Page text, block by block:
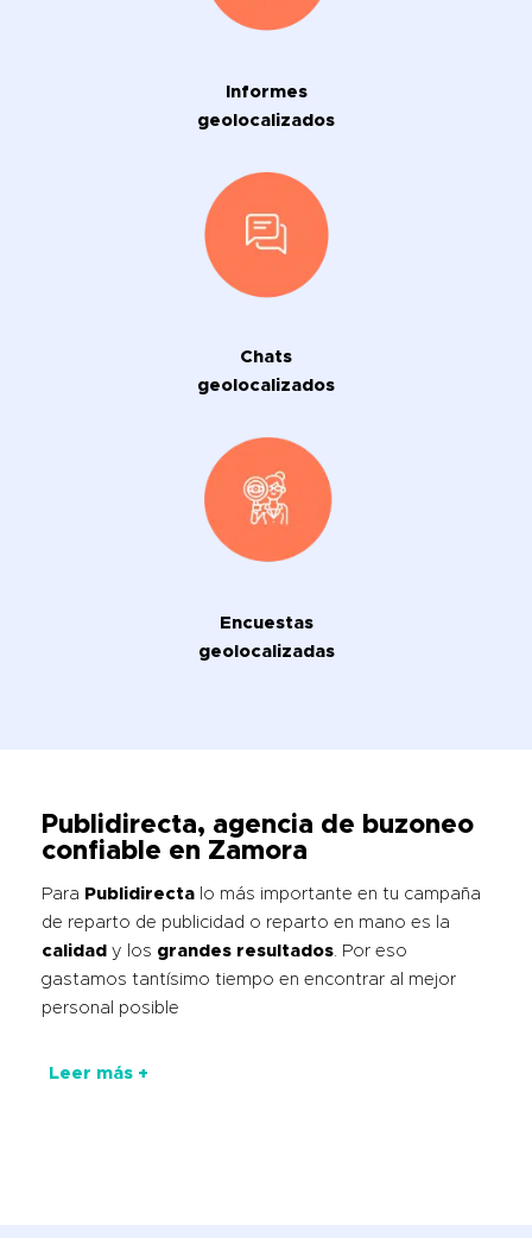
Informes
geolocalizados
Chats
geolocalizados
Encuestas
geolocalizadas
Publidirecta, agencia de buzoneo
confiable en Zamora
Para Publidirecta lo más importante en tu campaña
de reparto de publicidad o reparto en mano es la
calidad y los grandes resultados . Por eso
gastamos tantísimo tiempo en encontrar al mejor
personal posible
Leer más +